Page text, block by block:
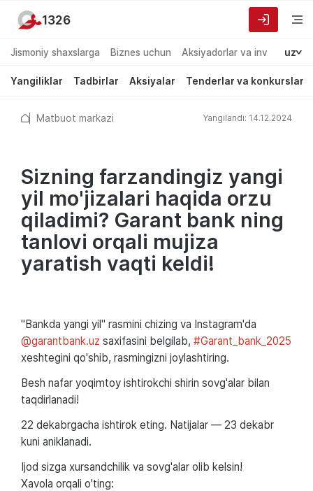
Jismoniy shaxslarga Biznes uchun Aksiyadorlar va investorlarga
uz
Yangiliklar Tadbirlar Aksiyalar Tenderlar va konkurslar
1326
Matbuot markazi Yangilandi: 14.12.2024
Sizning farzandingiz yangi
yil mo'jizalari haqida orzu
qiladimi? Garant bank ning
tanlovi orqali mujiza
yaratish vaqti keldi!
"Bankda yangi yil" rasmini chizing va Instagram'da
@garantbank.uz saxifasini belgilab, #Garant_bank_2025
xeshtegini qo'shib, rasmingizni joylashtiring.
Besh nafar yoqimtoy ishtirokchi shirin sovg'alar bilan
taqdirlanadi!
22 dekabrgacha ishtirok eting. Natijalar — 23 dekabr
kuni aniklanadi.
Ijod sizga xursandchilik va sovg'alar olib kelsin!
Xavola orqali o'ting: